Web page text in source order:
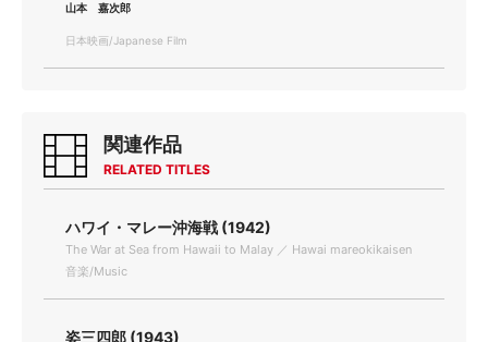
山本 嘉次郎
日本映画/Japanese Film
関連作品
RELATED TITLES
ハワイ・マレー沖海戦 (1942)
The War at Sea from Hawaii to Malay ／ Hawai mareokikaisen
音楽/Music
姿三四郎 (1943)